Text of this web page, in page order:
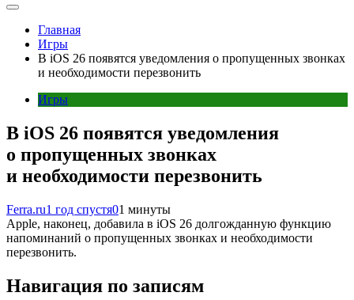
Главная
Игры
В iOS 26 появятся уведомления о пропущенных звонках
и необходимости перезвонить
Игры
В iOS 26 появятся уведомления
о пропущенных звонках
и необходимости перезвонить
Ferra.ru1 год спустя01 минуты
Apple, наконец, добавила в iOS 26 долгожданную функцию
напоминаний о пропущенных звонках и необходимости
перезвонить.
Навигация по записям